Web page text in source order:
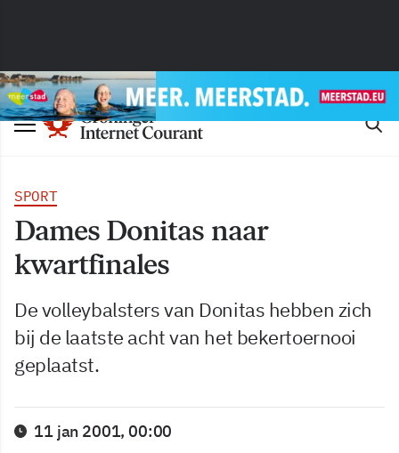
SPORT
Dames Donitas naar
kwartfinales
De volleybalsters van Donitas hebben zich
bij de laatste acht van het bekertoernooi
geplaatst.
11 jan 2001, 00:00